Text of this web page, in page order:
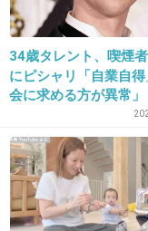
21. 匿名 2013/01/11(金) 15:50:47
まぁ、乱暴な運
殺さないわな。
22. 匿名 2013/01/11(金) 15:50:59
34歳タレント、喫煙
にピシャリ「自業自
会に求める方が異常」